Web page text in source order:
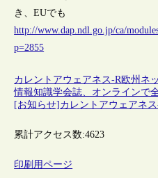
き、EUでも
http://www.dap.ndl.go.jp/ca/
p=2855
カレントアウェアネス-R欧州 ネ
情報知識学会誌、オンラインで
[お知らせ]カレントアウェアネ
累計アクセス数:4623
印刷用ページ